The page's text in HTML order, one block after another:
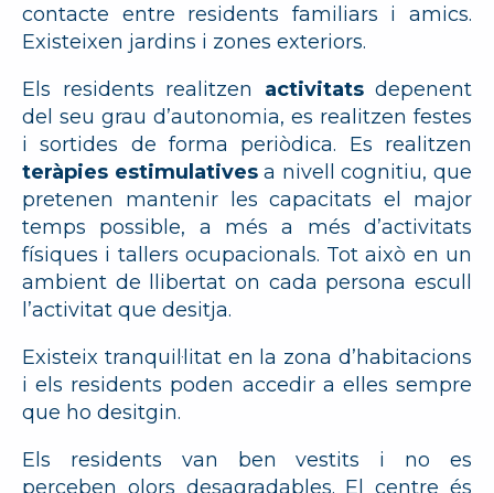
contacte entre residents familiars i amics.
Existeixen jardins i zones exteriors.
Els residents realitzen activitatsdepenent
del seu grau d’autonomia, es realitzen festes
i sortides de forma periòdica. Es realitzen
teràpies estimulativesa nivell cognitiu, que
pretenen mantenir les capacitats el major
temps possible, a més a més d’activitats
físiques i tallers ocupacionals. Tot això en un
ambient de llibertat on cada persona escull
l’activitat que desitja.
Existeix tranquil·litat en la zona d’habitacions
i els residents poden accedir a elles sempre
que ho desitgin.
Els residents van ben vestits i no es
perceben olors desagradables. El centre és